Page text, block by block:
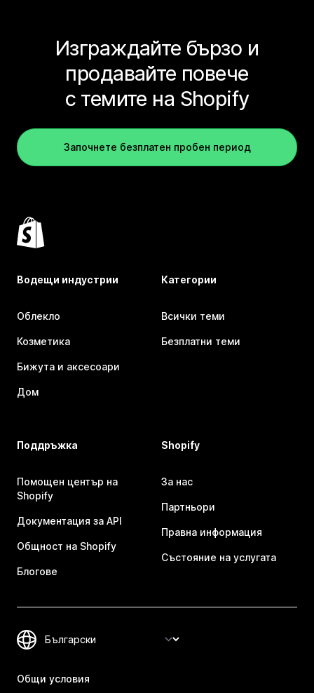
Изграждайте бързо и
продавайте повече
с темите на Shopify
Започнете безплатен пробен период
Водещи индустрии
Облекло
Козметика
Бижута и аксесоари
Дом
Категории
Всички теми
Безплатни теми
Поддръжка
Помощен център на
Shopify
Документация за API
Общност на Shopify
Блогове
Shopify
За нас
Партньори
Правна информация
Състояние на услугата
Общи условия